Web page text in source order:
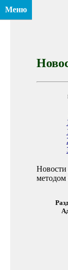
Меню
Новости
методом